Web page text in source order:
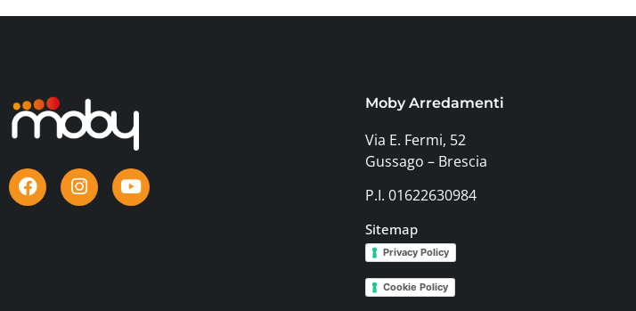
Moby Arredamenti
Via E. Fermi, 52
Gussago – Brescia
P.I. 01622630984
Sitemap
Privacy Policy
Cookie Policy